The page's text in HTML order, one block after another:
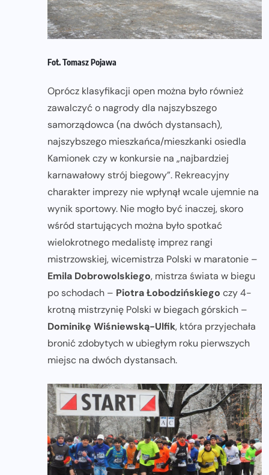
Fot. Tomasz Pojawa
Oprócz klasyfikacji open można było również
zawalczyć o nagrody dla najszybszego
samorządowca (na dwóch dystansach),
najszybszego mieszkańca/mieszkanki osiedla
Kamionek czy w konkursie na „najbardziej
karnawałowy strój biegowy”. Rekreacyjny
charakter imprezy nie wpłynął wcale ujemnie na
wynik sportowy. Nie mogło być inaczej, skoro
wśród startujących można było spotkać
wielokrotnego medalistę imprez rangi
mistrzowskiej, wicemistrza Polski w maratonie –
Emila Dobrowolskiego, mistrza świata w biegu
po schodach – Piotra Łobodzińskiego czy 4-
krotną mistrzynię Polski w biegach górskich –
Dominikę Wiśniewską-Ulfik, która przyjechała
bronić zdobytych w ubiegłym roku pierwszych
miejsc na dwóch dystansach.